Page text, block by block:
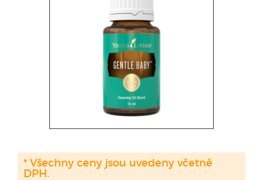
* Všechny ceny jsou uvedeny včetně
DPH.